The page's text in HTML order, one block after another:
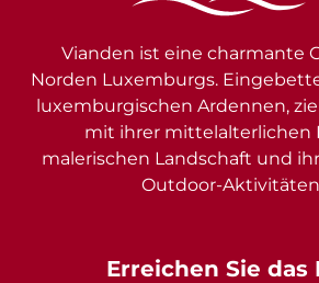
Erreichen Sie das
Vianden ist eine charmante
Norden Luxemburgs.
luxemburgischen Ardennen,
mit ihrer mittelalterlichen
malerischen Landschaft und
Outdoor-